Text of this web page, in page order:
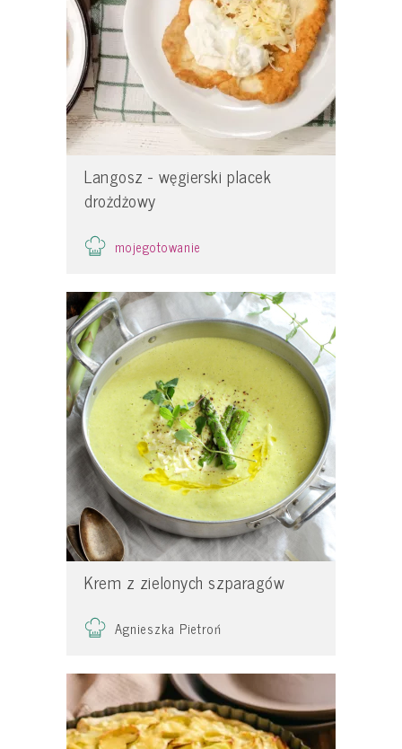
Langosz - węgierski placek
drożdżowy
mojegotowanie
Krem z zielonych szparagów
Agnieszka Pietroń